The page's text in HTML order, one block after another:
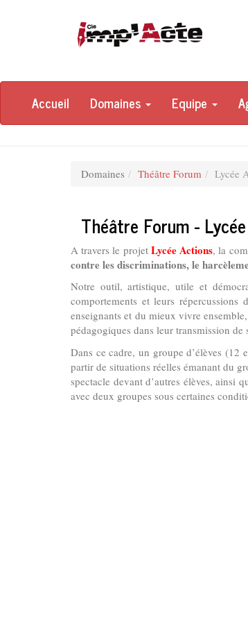
Accueil Domaines Equipe
Domaines Théâtre Forum Lycée
Théâtre Forum -
A travers le projetLycée Actions, la
contre les discriminations, le
Notre outil, artistique, utile et
comportements et leurs
enseignants et du mieux vivre
pédagogiques dans leur transmission de
Dans ce cadre, un groupe d’élèves (12
partir de situations réelles émanant du
spectacle devant d’autres élèves, ainsi
avec deux groupes sous certaines